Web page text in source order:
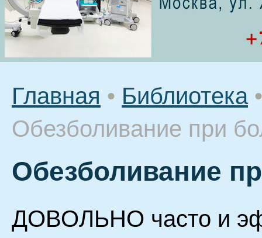
Главная • Библиотека •
Обезболивание при
Обезболивание
ДОВОЛЬНО часто и